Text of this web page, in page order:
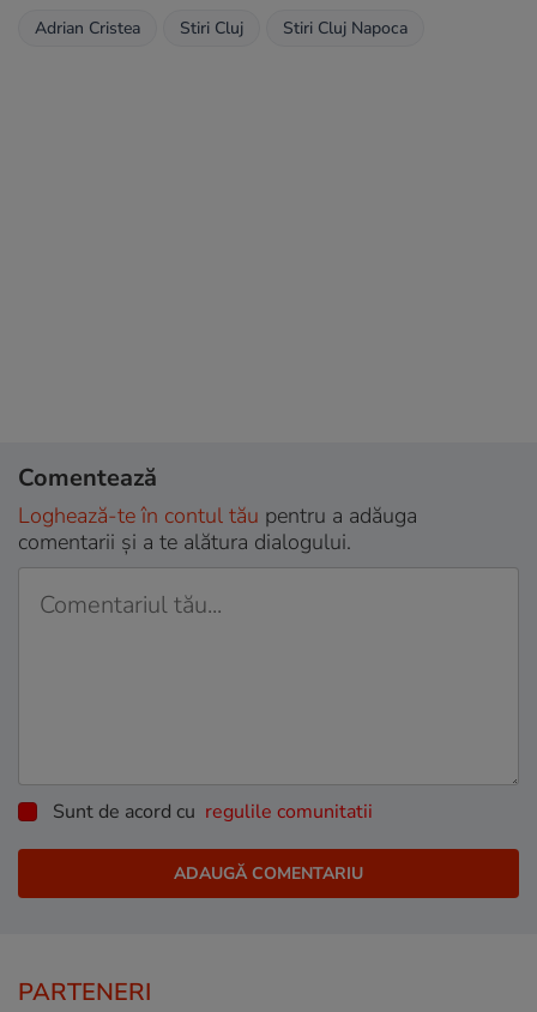
Adrian Cristea Stiri Cluj Stiri Cluj Napoca
Comentează
Loghează-te în contul tău pentru a adăuga
comentarii și a te alătura dialogului.
Sunt de acord cu regulile comunitatii
PARTENERI